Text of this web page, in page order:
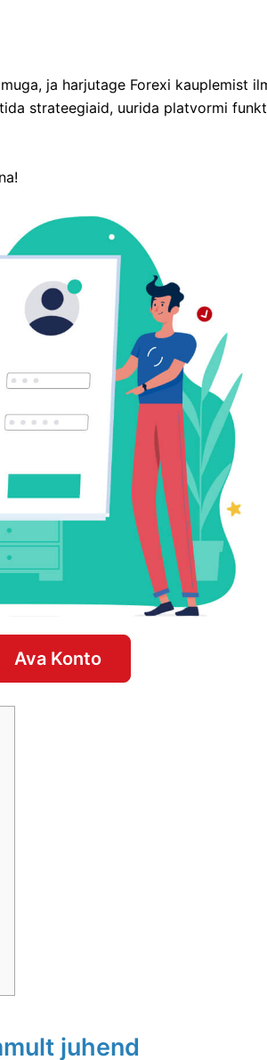
ja harjutage Forexi kauplemist
strateegiaid, uurida platvormi
Ava Konto
juhend